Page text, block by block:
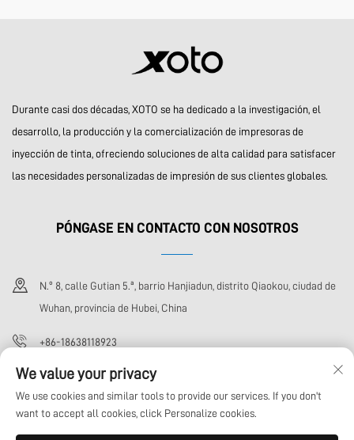
Durante casi dos décadas, XOTO se ha dedicado a la investigación, el
desarrollo, la producción y la comercialización de impresoras de
inyección de tinta, ofreciendo soluciones de alta calidad para satisfacer
las necesidades personalizadas de impresión de sus clientes globales.
PÓNGASE EN CONTACTO CON NOSOTROS
N.º 8, calle Gutian 5.ª, barrio Hanjiadun, distrito Qiaokou, ciudad de
Wuhan, provincia de Hubei, China
+86-18638118923
[email protected]
We value your privacy
We use cookies and similar tools to provide our services. If you don't
want to accept all cookies, click Personalize cookies.